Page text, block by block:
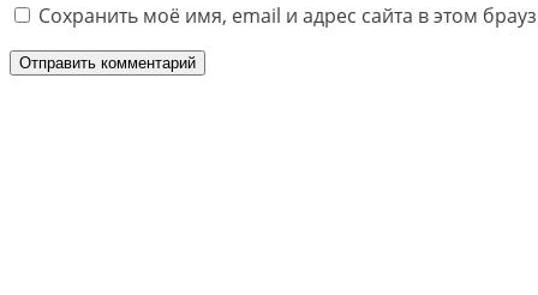
Сохранить моё имя, email и адрес сайта в этом